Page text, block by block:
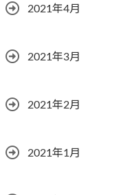
2021年4月
2021年3月
2021年2月
2021年1月